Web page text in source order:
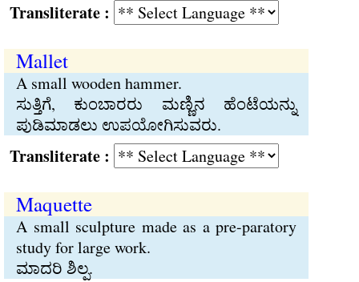
:
Mallet
A small wooden hammer.
ಸುತ್ತಿಗೆ, ಕುಂಬಾರರು ಮಣ್ಣಿನ ಹೆಂಟೆಯನ್ನು
ಪುಡಿಮಾಡಲು ಉಪಯೋಗಿಸುವರು.
:
Maquette
A small sculpture made as a pre-paratory
study for large work.
ಮಾದರಿ ಶಿಲ್ಪ.